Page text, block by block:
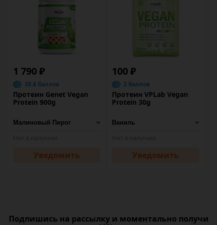
1 790 ₽
35.8 баллов
Протеин Genet Vegan
Protein 900g
Уведомить
100 ₽
2 баллов
Протеин VPLab Vegan
Protein 30g
Уведомить
Подпишись на рассылку и моментально получи